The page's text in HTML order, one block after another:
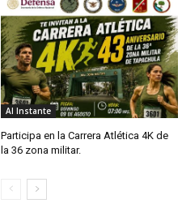
Al Instante
Participa en la Carrera Atlética 4K de
la 36 zona militar.